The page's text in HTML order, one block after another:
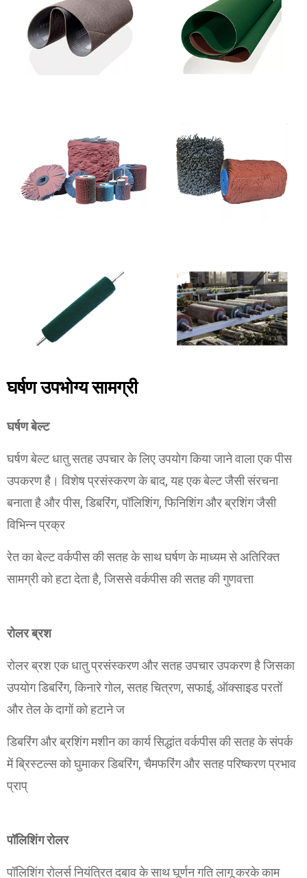
घर्षण उपभोग्य सामग्री
घर्षण बेल्ट
घर्षण बेल्ट धातु सतह उपचार के लिए उपयोग किया जाने वाला एक पीस
उपकरण है। विशेष प्रसंस्करण के बाद, यह एक बेल्ट जैसी संरचना
बनाता है और पीस, डिबरिंग, पॉलिशिंग, फिनिशिंग और ब्रशिंग जैसी
विभिन्न प्रक्र
रेत का बेल्ट वर्कपीस की सतह के साथ घर्षण के माध्यम से अतिरिक्त
सामग्री को हटा देता है, जिससे वर्कपीस की सतह की गुणवत्ता
रोलर ब्रश
रोलर ब्रश एक धातु प्रसंस्करण और सतह उपचार उपकरण है जिसका
उपयोग डिबरिंग, किनारे गोल, सतह चित्रण, सफाई, ऑक्साइड परतों
और तेल के दागों को हटाने ज
डिबरिंग और ब्रशिंग मशीन का कार्य सिद्धांत वर्कपीस की सतह के संपर्क
में ब्रिस्टल्स को घुमाकर डिबरिंग, चैमफरिंग और सतह परिष्करण प्रभाव
प्राप्
पॉलिशिंग रोलर
पॉलिशिंग रोलर्स नियंत्रित दबाव के साथ घूर्णन गति लागू करके काम